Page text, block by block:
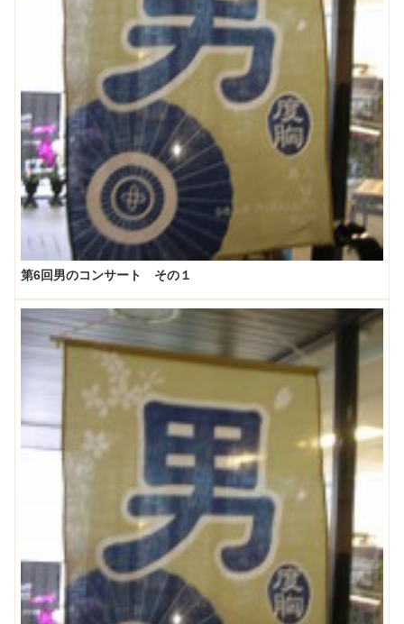
第6回男のコンサート その１